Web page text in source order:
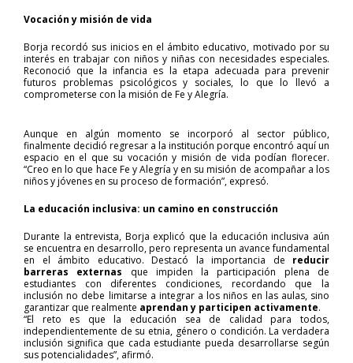
Vocación y misión de vida
Borja recordó sus inicios en el ámbito educativo, motivado por su
interés en trabajar con niños y niñas con necesidades especiales.
Reconoció que la infancia es la etapa adecuada para prevenir
futuros problemas psicológicos y sociales, lo que lo llevó a
comprometerse con la misión de Fe y Alegría.
Aunque en algún momento se incorporó al sector público,
finalmente decidió regresar a la institución porque encontró aquí un
espacio en el que su vocación y misión de vida podían florecer.
“Creo en lo que hace Fe y Alegría y en su misión de acompañar a los
niños y jóvenes en su proceso de formación”, expresó.
La educación inclusiva: un camino en construcción
Durante la entrevista, Borja explicó que la educación inclusiva aún
se encuentra en desarrollo, pero representa un avance fundamental
en el ámbito educativo. Destacó la importancia de reducir
barreras externas que impiden la participación plena de
estudiantes con diferentes condiciones, recordando que la
inclusión no debe limitarse a integrar a los niños en las aulas, sino
garantizar que realmente aprendan y participen activamente.
“El reto es que la educación sea de calidad para todos,
independientemente de su etnia, género o condición. La verdadera
inclusión significa que cada estudiante pueda desarrollarse según
sus potencialidades”, afirmó.